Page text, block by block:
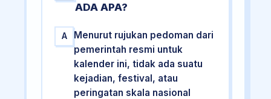
ADA APA?
A
Menurut rujukan pedoman dari
pemerintah resmi untuk
kalender ini, tidak ada suatu
kejadian, festival, atau
peringatan skala nasional